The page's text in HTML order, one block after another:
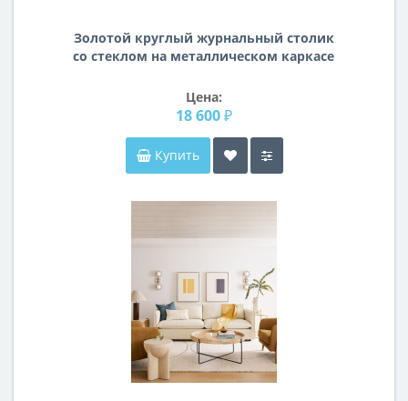
Золотой круглый журнальный столик
со стеклом на металлическом каркасе
Цена:
18 600 ₽
Купить